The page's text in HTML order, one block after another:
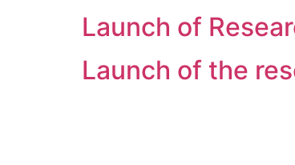
Launch of
Launch of the